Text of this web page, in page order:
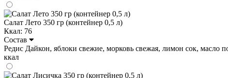
Салат Лето 350 гр (контейнер 0,5 л)
Ккал: 76
Состав
Редис Дайкон, яблоки свежие, морковь свежая, лимон сок, масло
ккал